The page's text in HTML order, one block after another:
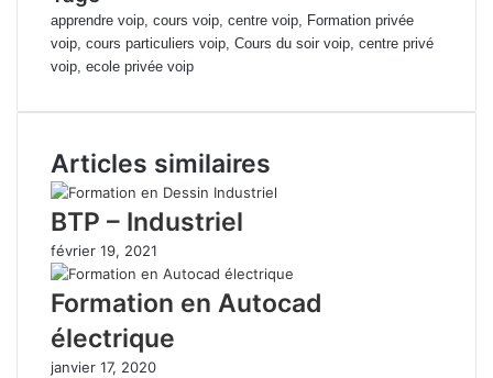
apprendre voip, cours voip, centre voip, Formation privée
voip, cours particuliers voip, Cours du soir voip, centre privé
voip, ecole privée voip
Articles similaires
BTP – Industriel
février 19, 2021
Formation en Autocad
électrique
janvier 17, 2020